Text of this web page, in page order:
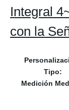
Integral
con la
Tipo:
Medición